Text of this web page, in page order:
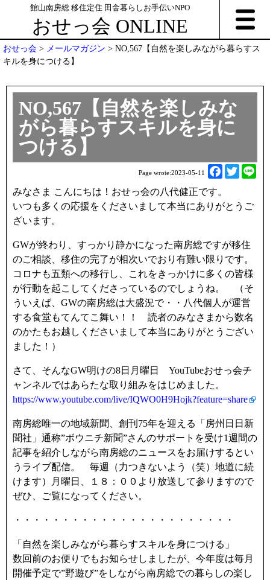
館山南房総 移住定住 田舎暮らしお手伝いNPO
おせっ会 ONLINE
おせっ会 > メールマガジン > NO,567【自然を楽しみながら暮らすス
キルを身につける】
NO,567【自然を楽しみな
がら暮らすスキルを身に
つける】
Page wrote:2023-05-11
F
c
o
o
k
T
i
t
e
r
みなさま こんにちは！おせっ会の八代健正です。
いつも多くの応援をくださいまして本当にありがとうご
ざいます。
GWが終わり、すっかり静かになった南房総ですが移住
のご相談、移住の完了が相次いでおり有難い限りです。
コロナも五類への移行し、これをきっかけに多くの皆様
が行動を起こしてくださっているのでしょうね。 （そ
ういえば、GWの南房総は大盛況で・・八代個人が運営
する食堂もてんてこ舞い！！ 読者のみなさまから数名
のかたもお越しくださいまして本当にありがとうござい
ました！）
さて、そんなGW明けの8日月曜日 YouTubeおせっ会チ
ャンネルではあらたな取り組みをはじめました。
https://www.youtube.com/live/IQWO0H9Hojk?feature=share
南房総唯一の地域新聞、創刊75年を迎える「房州日日新
聞社」通称”ボウニチ新聞”さんのサポートを受け1週間の
記事を紹介しながら南房総のニュースをお届けするとい
うライブ配信。 毎週（力つきないよう（笑）地道に続
けます）月曜日、１８：００より放送して参りますので
ぜひ、ご覧になってください。
・・・・・・・・・・・・・・・・・・・・・・・
「自然を楽しみながら暮らすスキルを身につける」
数回前のお便りでもお知らせしましたが、今年度は毎月
開催予定で”野遊び”をしながら南房総での暮らしの楽し